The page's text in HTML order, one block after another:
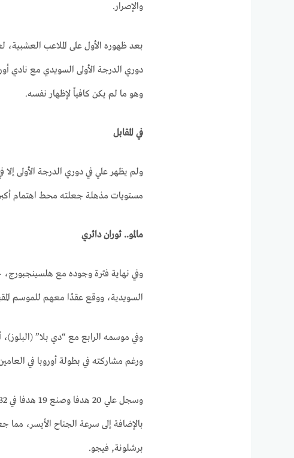
والإصرار.
بعد ظهوره الأول على الملاعب
وهو ما لم يكن كافياً لإظهار نفسه.
في المقابل
مستويات مذهلة جعلته محط اهتمام أكبر
مالمو.. ثوران دائري
وفي نهاية فترة وجوده مع هلسينجبورج،
السويدية، ووقع عقدًا معهم للموسم المقبل مقابل
وفي موسمه الرابع مع “دي بلا” (البلوز)،
ورغم مشاركته في بطولة أوروبا في العامين
بالإضافة إلى سرعة الجناح الأيسر، مما
برشلونة, فيجو.